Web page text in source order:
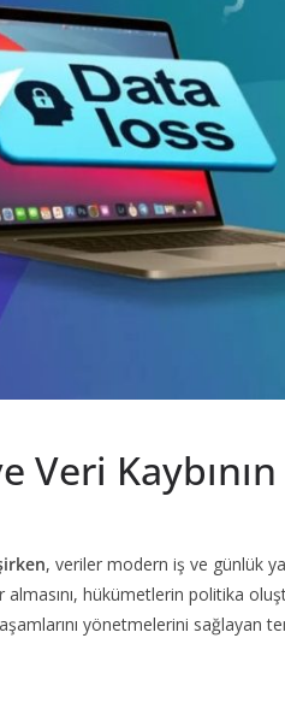
Kaybının
, veriler modern iş ve günlük
hükümetlerin politika
yönetmelerini sağlayan